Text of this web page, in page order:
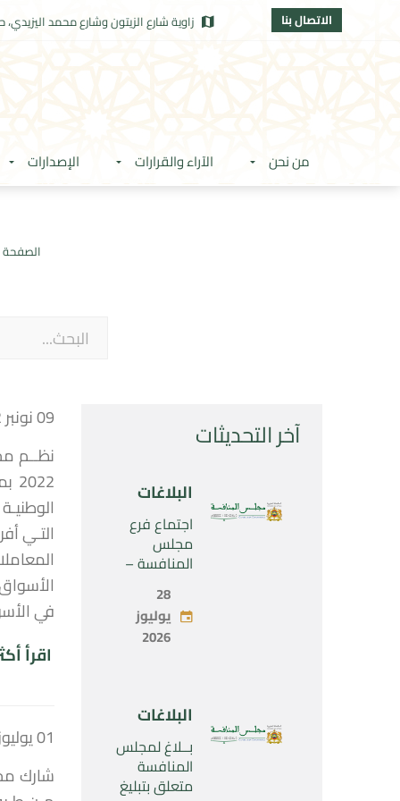
الاتصال بنا زاوية شارع الزيتون وشارع محمد اليزيدي،
من نحن الآراء والقرارات الإصدارات
الصفحة
آخر التحديثات
البلاغات
اجتماع فرع
مجلس
المنافسة –
2026
28
يوليوز
2026
البلاغات
بــلاغ لمجلس
المنافسة
متعلق بتبليغ
09 نونبر 2022
التـي
في الأسواق
اقرأ
01 يوليوز 2022
شارك